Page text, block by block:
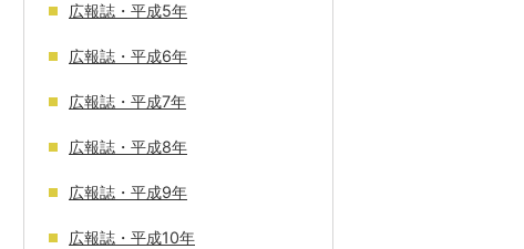
広報誌・平成5年
広報誌・平成6年
広報誌・平成7年
広報誌・平成8年
広報誌・平成9年
広報誌・平成10年